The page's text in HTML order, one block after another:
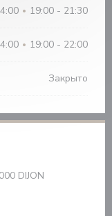
• 19:00 - 21:30
• 19:00 - 22:00
Закрыто
DIJON